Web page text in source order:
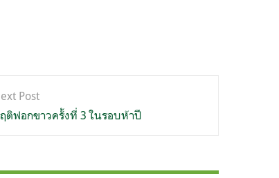
Post
ติฟอกขาวครั้งที่ 3 ในรอบห้าปี